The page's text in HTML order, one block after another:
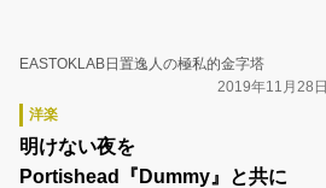
EASTOKLAB日置逸人の極私的金字塔
2019年11月28日
洋楽
明けない夜を
Portishead『Dummy』と共に